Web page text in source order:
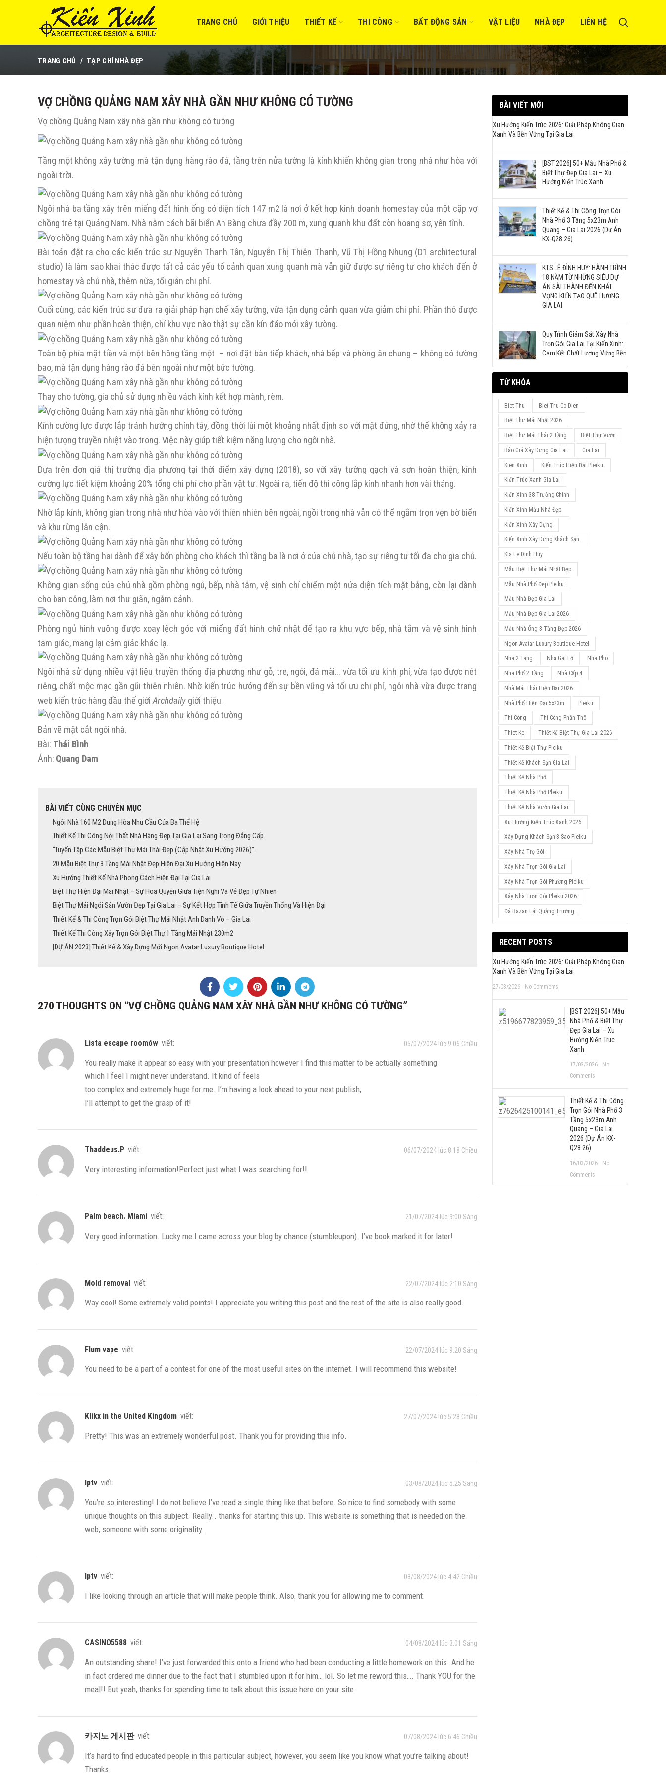
TRANG CHỦ GIỚI THIỆU THIẾT KẾ THI CÔNG BẤT ĐỘNG SẢN VẬT LIỆU NHÀ ĐẸP LIÊN HỆ
TRANG CHỦ TẠP CHÍ NHÀ ĐẸP
VỢ CHỒNG QUẢNG NAM XÂY NHÀ GẦN NHƯ KHÔNG CÓ TƯỜNG
Vợ chồng Quảng Nam xây nhà gần như không có tường
Tầng một không xây tường mà tận dụng hàng rào đá, tầng trên nửa tường là kính khiến không gian trong nhà như hòa với
ngoài trời.
Ngôi nhà ba tầng xây trên miếng đất hình ống có diện tích 147 m2 là nơi ở kết hợp kinh doanh homestay của một cặp vợ
chồng trẻ tại Quảng Nam. Nhà nằm cách bãi biển An Bàng chưa đầy 200 m, xung quanh khu đất còn hoang sơ, yên tĩnh.
Bài toán đặt ra cho các kiến trúc sư Nguyễn Thanh Tân, Nguyễn Thị Thiên Thanh, Vũ Thị Hồng Nhung (D1 architectural
studio) là làm sao khai thác được tất cả các yếu tố cảnh quan xung quanh mà vẫn giữ được sự riêng tư cho khách đến ở
homestay và chủ nhà, thêm nữa, tối giản chi phí.
Cuối cùng, các kiến trúc sư đưa ra giải pháp hạn chế xây tường, vừa tận dụng cảnh quan vừa giảm chi phí. Phần thô được
quan niệm như phần hoàn thiện, chỉ khu vực nào thật sự cần kín đáo mới xây tường.
Toàn bộ phía mặt tiền và một bên hông tầng một – nơi đặt bàn tiếp khách, nhà bếp và phòng ăn chung – không có tường
bao, mà tận dụng hàng rào đá bên ngoài như một bức tường.
Thay cho tường, gia chủ sử dụng nhiều vách kính kết hợp mành, rèm.
Kính cường lực được lắp tránh hướng chính tây, đồng thời lùi một khoảng nhất định so với mặt đứng, nhờ thế không xảy ra
hiện tượng truyền nhiệt vào trong. Việc này giúp tiết kiệm năng lượng cho ngôi nhà.
Dựa trên đơn giá thị trường địa phương tại thời điểm xây dựng (2018), so với xây tường gạch và sơn hoàn thiện, kính
cường lực tiết kiệm khoảng 20% tổng chi phí cho phần vật tư. Ngoài ra, tiến độ thi công lắp kính nhanh hơn vài tháng.
Nhờ lắp kính, không gian trong nhà như hòa vào với thiên nhiên bên ngoài, ngồi trong nhà vẫn có thể ngắm trọn vẹn bờ biển
và khu rừng lân cận.
Nếu toàn bộ tầng hai dành để xây bốn phòng cho khách thì tầng ba là nơi ở của chủ nhà, tạo sự riêng tư tối đa cho gia chủ.
Không gian sống của chủ nhà gồm phòng ngủ, bếp, nhà tắm, vệ sinh chỉ chiếm một nửa diện tích mặt bằng, còn lại dành
cho ban công, làm nơi thư giãn, ngắm cảnh.
Phòng ngủ hình vuông được xoay lệch góc với miếng đất hình chữ nhật để tạo ra khu vực bếp, nhà tắm và vệ sinh hình
tam giác, mang lại cảm giác khác lạ.
Ngôi nhà sử dụng nhiều vật liệu truyền thống địa phương như gỗ, tre, ngói, đá mài… vừa tối ưu kinh phí, vừa tạo được nét
riêng, chất mộc mạc gần gũi thiên nhiên. Nhờ kiến trúc hướng đến sự bền vững và tối ưu chi phí, ngôi nhà vừa được trang
web kiến trúc hàng đầu thế giớiArchdaily giới thiệu.
Bản vẽ mặt cắt ngôi nhà.
Bài: Thái Bình
Ảnh: Quang Dam
BÀI VIẾT CÙNG CHUYÊN MỤC
Ngôi Nhà 160 M2 Dung Hòa Nhu Cầu Của Ba Thế Hệ
Thiết Kế Thi Công Nội Thất Nhà Hàng Đẹp Tại Gia Lai Sang Trọng Đẳng Cấp
“Tuyển Tập Các Mẫu Biệt Thự Mái Thái Đẹp (Cập Nhật Xu Hướng 2026)”.
20 Mẫu Biệt Thự 3 Tầng Mái Nhật Đẹp Hiện Đại Xu Hướng Hiện Nay
Xu Hướng Thiết Kế Nhà Phong Cách Hiện Đại Tại Gia Lai
Biệt Thự Hiện Đại Mái Nhật – Sự Hòa Quyện Giữa Tiện Nghi Và Vẻ Đẹp Tự Nhiên
Biệt Thự Mái Ngói Sân Vườn Đẹp Tại Gia Lai – Sự Kết Hợp Tinh Tế Giữa Truyền Thống Và Hiện Đại
Thiết Kế & Thi Công Trọn Gói Biệt Thự Mái Nhật Anh Danh Võ – Gia Lai
Thiết Kế Thi Công Xây Trọn Gói Biệt Thự 1 Tầng Mái Nhật 230m2
[DỰ ÁN 2023] Thiết Kế & Xây Dựng Mới Ngon Avatar Luxury Boutique Hotel
270 THOUGHTS ON “VỢ CHỒNG QUẢNG NAM XÂY NHÀ GẦN NHƯ KHÔNG CÓ TƯỜNG”
lista escape roomów viết: 05/07/2024 lúc 9:06 Chiều
You really make it appear so easy with your presentation however I find this matter to be actually something
which I feel I might never understand. It kind of feels
too complex and extremely huge for me. I’m having a look ahead to your next publish,
I’ll attempt to get the grasp of it!
Thaddeus.P viết: 06/07/2024 lúc 8:18 Chiều
Very interesting information!Perfect just what I was searching for!!
Palm beach. Miami viết: 21/07/2024 lúc 9:00 Sáng
Very good information. Lucky me I came across your blog by chance (stumbleupon). I’ve book marked it for later!
mold removal viết: 22/07/2024 lúc 2:10 Sáng
Way cool! Some extremely valid points! I appreciate you writing this post and the rest of the site is also really good.
Flum vape viết: 22/07/2024 lúc 9:20 Sáng
You need to be a part of a contest for one of the most useful sites on the internet. I will recommend this website!
Klikx in the United Kingdom viết: 27/07/2024 lúc 5:28 Chiều
Pretty! This was an extremely wonderful post. Thank you for providing this info.
iptv viết: 03/08/2024 lúc 5:25 Sáng
You’re so interesting! I do not believe I’ve read a single thing like that before. So nice to find somebody with some
unique thoughts on this subject. Really.. thanks for starting this up. This website is something that is needed on the
web, someone with some originality.
iptv viết: 03/08/2024 lúc 4:42 Chiều
I like looking through an article that will make people think. Also, thank you for allowing me to comment.
CASINO5588 viết: 04/08/2024 lúc 3:01 Sáng
An outstanding share! I’ve just forwarded this onto a friend who had been conducting a little homework on this. And he
in fact ordered me dinner due to the fact that I stumbled upon it for him… lol. So let me reword this…. Thank YOU for the
meal!! But yeah, thanks for spending time to talk about this issue here on your site.
카지노 게시판 viết: 07/08/2024 lúc 6:46 Chiều
It’s hard to find educated people in this particular subject, however, you seem like you know what you’re talking about!
Thanks
BÀI VIẾT MỚI
Xu Hướng Kiến Trúc 2026: Giải Pháp Không Gian
Xanh Và Bền Vững Tại Gia Lai
[BST 2026] 50+ Mẫu Nhà Phố &
Biệt Thự Đẹp Gia Lai – Xu
Hướng Kiến Trúc Xanh
Thiết Kế & Thi Công Trọn Gói
Nhà Phố 3 Tầng 5x23m Anh
Quang – Gia Lai 2026 (Dự Án
KX-Q28.26)
KTS LÊ ĐÌNH HUY: HÀNH TRÌNH
18 NĂM TỪ NHỮNG SIÊU DỰ
ÁN SÀI THÀNH ĐẾN KHÁT
VỌNG KIẾN TẠO QUÊ HƯƠNG
GIA LAI
Quy Trình Giám Sát Xây Nhà
Trọn Gói Gia Lai Tại Kiến Xinh:
Cam Kết Chất Lượng Vững Bền
TỪ KHÓA
Biet Thu Biet Thu Co Dien
Biệt Thự Mái Nhật 2026
Biệt Thự Mái Thái 2 Tầng Biệt Thự Vườn
Báo Giá Xây Dựng Gia Lai. Gia Lai
Kien Xinh Kiến Trúc Hiện Đại Pleiku.
Kiến Trúc Xanh Gia Lai
Kiến Xinh 38 Trường Chinh
Kiến Xinh Mẫu Nhà Đẹp.
Kiến Xinh Xây Dựng
Kiến Xinh Xây Dựng Khách Sạn.
Kts Le Dinh Huy
Mẫu Biệt Thự Mái Nhật Đẹp
Mẫu Nhà Phố Đẹp Pleiku
Mẫu Nhà Đẹp Gia Lai
Mẫu Nhà Đẹp Gia Lai 2026
Mẫu Nhà Ống 3 Tầng Đẹp 2026
Ngon Avatar Luxury Boutique Hotel
Nha 2 Tang Nha Gat Lỡ Nha Pho
Nha Phố 2 Tầng Nhà Cấp 4
Nhà Mái Thái Hiện Đại 2026
Nhà Phố Hiện Đại 5x23m Pleiku
Thi Công Thi Công Phân Thô
Thiet Ke Thiết Kế Biệt Thự Gia Lai 2026
Thiết Kế Biệt Thự Pleiku
Thiết Kế Khách Sạn Gia Lai
Thiết Kế Nhà Phố
Thiết Kế Nhà Phố Pleiku
Thiết Kế Nhà Vườn Gia Lai
Xu Hướng Kiến Trúc Xanh 2026
Xây Dựng Khách Sạn 3 Sao Pleiku
Xây Nhà Trọ Gói
Xây Nhà Trọn Gói Gia Lai
Xây Nhà Trọn Gói Phường Pleiku
Xây Nhà Trọn Gói Pleiku 2026
Đá Bazan Lát Quảng Trường.
RECENT POSTS
Xu Hướng Kiến Trúc 2026: Giải Pháp Không Gian
Xanh Và Bền Vững Tại Gia Lai
27/03/2026 No Comments
[BST 2026] 50+ Mẫu
Nhà Phố & Biệt Thự
Đẹp Gia Lai – Xu
Hướng Kiến Trúc
Xanh
17/03/2026
No
Comments
Thiết Kế & Thi Công
Trọn Gói Nhà Phố 3
Tầng 5x23m Anh
Quang – Gia Lai
2026 (Dự Án KX-
Q28.26)
16/03/2026
No
Comments